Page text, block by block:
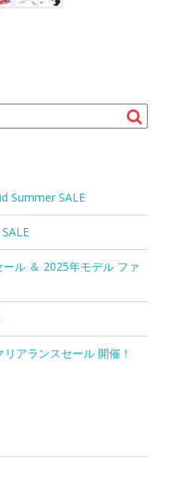
Summer SALE
ル ＆ 2025年モデル ファ
アランスセール 開催！